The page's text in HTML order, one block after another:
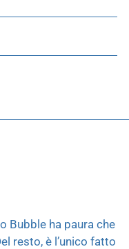
Bubble ha paura che
resto, è l’unico fatto